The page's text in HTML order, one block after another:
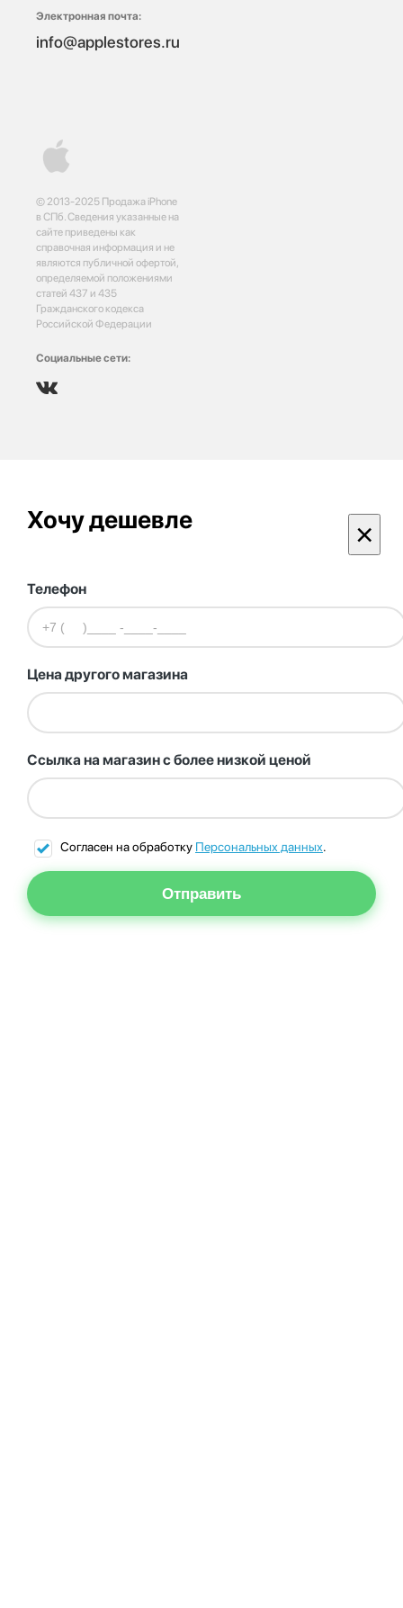
© 2013-2025 Продажа iPhone
в СПб. Сведения указанные на
сайте приведены как
справочная информация и не
являются публичной офертой,
определяемой положениями
статей 437 и 435
Гражданского кодекса
Российской Федерации
Социальные сети:
Электронная почта:
info@applestores.ru
Хочу дешевле ×
Телефон
Цена другого магазина
Ссылка на магазин с более низкой ценой
Согласен на обработку Персональных данных.
Отправить